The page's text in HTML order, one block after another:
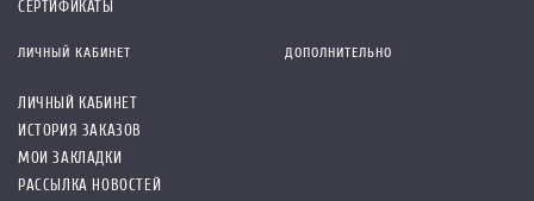
СЕРТИФИКАТЫ
ЛИЧНЫЙ КАБИНЕТ
ЛИЧНЫЙ КАБИНЕТ
ИСТОРИЯ ЗАКАЗОВ
МОИ ЗАКЛАДКИ
РАССЫЛКА НОВОСТЕЙ
ДОПОЛНИТЕЛЬНО